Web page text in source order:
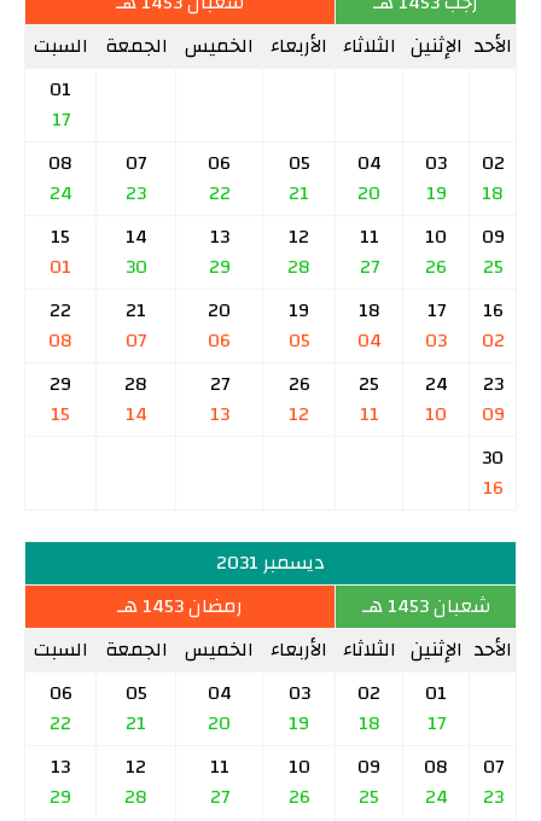
الأحد الإثنين الثلاثاء الأربعاء الخميس الجمعة السبت
01
17
02
18
03
19
04
20
05
21
06
22
07
23
08
24
09
25
10
26
11
27
12
28
13
29
14
30
15
01
16
02
17
03
18
04
19
05
20
06
21
07
22
08
23
09
24
10
25
11
26
12
27
13
28
14
29
15
30
16
ديسمبر 2031
شعبان 1453 هـ
رمضان 1453 هـ
الأحد الإثنين الثلاثاء الأربعاء الخميس الجمعة السبت
01
17
02
18
03
19
04
20
05
21
06
22
07
23
08
24
09
25
10
26
11
27
12
28
13
29